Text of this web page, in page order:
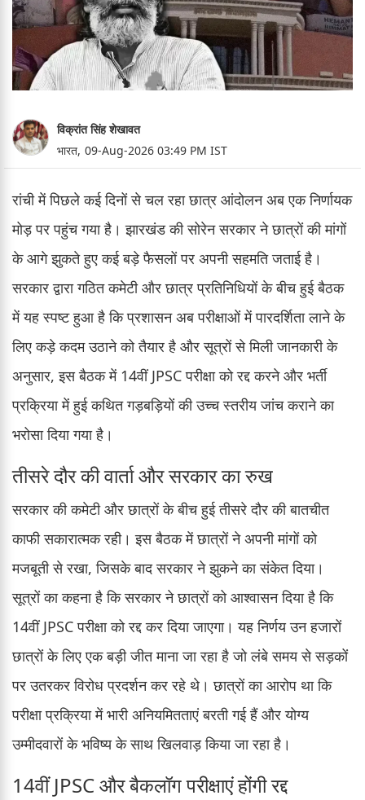
विक्रांत सिंह शेखावत
भारत, 09-Aug-2026 03:49 PM IST
रांची में पिछले कई दिनों से चल रहा छात्र आंदोलन अब एक निर्णायक
मोड़ पर पहुंच गया है। झारखंड की सोरेन सरकार ने छात्रों की मांगों
के आगे झुकते हुए कई बड़े फैसलों पर अपनी सहमति जताई है।
सरकार द्वारा गठित कमेटी और छात्र प्रतिनिधियों के बीच हुई बैठक
में यह स्पष्ट हुआ है कि प्रशासन अब परीक्षाओं में पारदर्शिता लाने के
लिए कड़े कदम उठाने को तैयार है और सूत्रों से मिली जानकारी के
अनुसार, इस बैठक में 14वीं JPSC परीक्षा को रद्द करने और भर्ती
प्रक्रिया में हुई कथित गड़बड़ियों की उच्च स्तरीय जांच कराने का
भरोसा दिया गया है।
तीसरे दौर की वार्ता और सरकार का रुख
सरकार की कमेटी और छात्रों के बीच हुई तीसरे दौर की बातचीत
काफी सकारात्मक रही। इस बैठक में छात्रों ने अपनी मांगों को
मजबूती से रखा, जिसके बाद सरकार ने झुकने का संकेत दिया।
सूत्रों का कहना है कि सरकार ने छात्रों को आश्वासन दिया है कि
14वीं JPSC परीक्षा को रद्द कर दिया जाएगा। यह निर्णय उन हजारों
छात्रों के लिए एक बड़ी जीत माना जा रहा है जो लंबे समय से सड़कों
पर उतरकर विरोध प्रदर्शन कर रहे थे। छात्रों का आरोप था कि
परीक्षा प्रक्रिया में भारी अनियमितताएं बरती गई हैं और योग्य
उम्मीदवारों के भविष्य के साथ खिलवाड़ किया जा रहा है।
14वीं JPSC और बैकलॉग परीक्षाएं होंगी रद्द